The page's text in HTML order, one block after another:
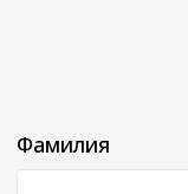
Фамилия